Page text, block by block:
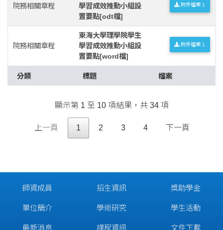
院務相關章程
學習成效推動小組設
置要點[odt檔]
附件檔案 1
院務相關章程
東海大學理學院學生
學習成效推動小組設
置要點[word檔]
附件檔案 1
分類 標題 檔案
顯示第 1 至 10 項結果，共 34 項
上一頁 1 2 3 4 下一頁
師資成員
單位簡介
最新消息
招生資訊
學術研究
課程資訊
獎助學金
學生活動
文件下載